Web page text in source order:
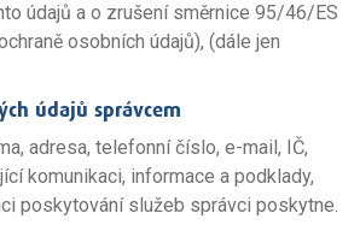
údajů a o zrušení směrnice 95/46/ES
osobních údajů), (dále jen
údajů správcem
adresa, telefonní číslo, e-mail, IČ,
komunikaci, informace a podklady,
poskytování služeb správci poskytne.